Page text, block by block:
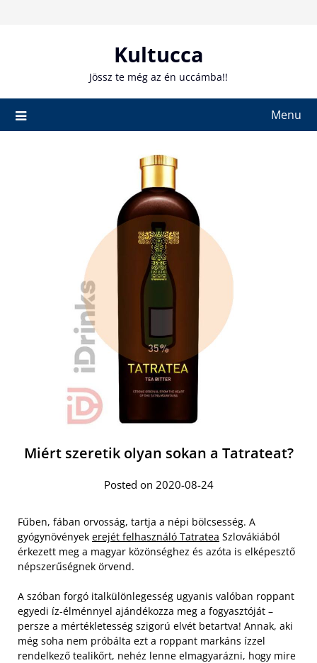
Kultucca
Jössz te még az én uccámba!!
Menu
Miért szeretik olyan sokan a Tatrateat?
Posted on 2020-08-24
Fűben, fában orvosság, tartja a népi bölcsesség. A
gyógynövények erejét felhasználó Tatratea Szlovákiából
érkezett meg a magyar közönséghez és azóta is elképesztő
népszerűségnek örvend.
A szóban forgó italkülönlegesség ugyanis valóban roppant
egyedi íz-élménnyel ajándékozza meg a fogyasztóját –
persze a mértékletesség szigorú elvét betartva! Annak, aki
még soha nem próbálta ezt a roppant markáns ízzel
rendelkező tealikőrt, nehéz lenne elmagyarázni, hogy mire